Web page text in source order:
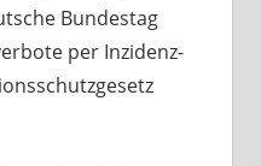
Bundestag
per Inzidenz-